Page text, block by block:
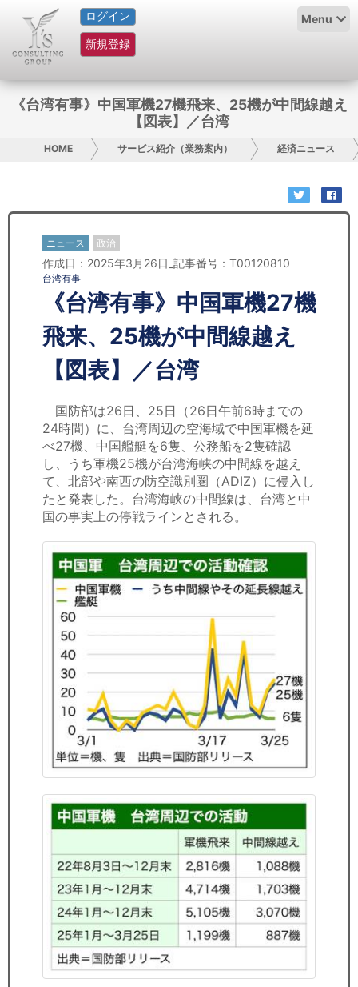
ログイン
新規登録
Menu
HOME
サービス紹介
コラム
お問い合わせ
日本人にPR
コンサルティング
リサーチ
セミナー
労務顧問
ＩＴ
飲食店情報
《台湾有事》中国軍機27機飛来、25機が中間線越え
【図表】／台湾
HOME サービス紹介（業務案内） 経済ニュース
ニュース 政治
作成日：2025年3月26日_記事番号：T00120810
台湾有事
《台湾有事》中国軍機27機
飛来、25機が中間線越え
【図表】／台湾
国防部は26日、25日（26日午前6時までの
24時間）に、台湾周辺の空海域で中国軍機を延
べ27機、中国艦艇を6隻、公務船を2隻確認
し、うち軍機25機が台湾海峡の中間線を越え
て、北部や南西の防空識別圏（ADIZ）に侵入し
たと発表した。台湾海峡の中間線は、台湾と中
国の事実上の停戦ラインとされる。